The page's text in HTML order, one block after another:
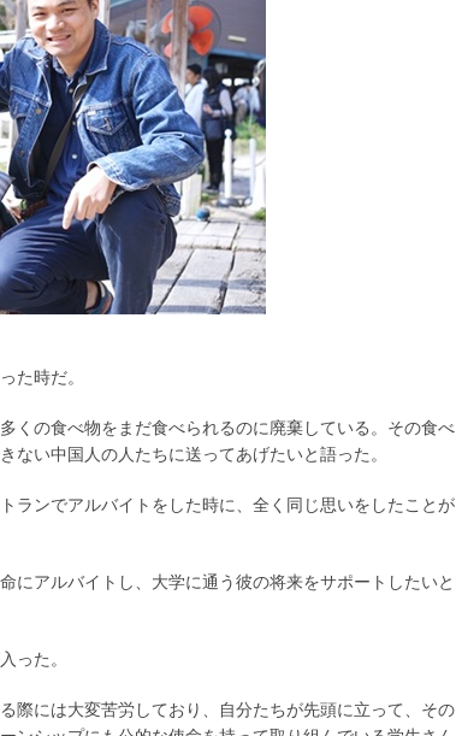
た時だ。
くの食べ物をまだ食べられるのに廃棄している。その食べ
い中国人の人たちに送ってあげたいと語った。
ランでアルバイトをした時に、全く同じ思いをしたことが
にアルバイトし、大学に通う彼の将来をサポートしたいと
った。
際には大変苦労しており、自分たちが先頭に立って、その